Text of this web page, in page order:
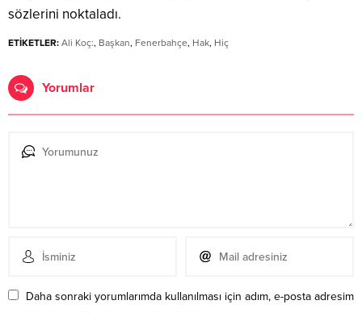
sözlerini noktaladı.
ETİKETLER: Ali Koç:, Başkan, Fenerbahçe, Hak, Hiç
Yorumlar
Daha sonraki yorumlarımda kullanılması için adım, e-posta adresim